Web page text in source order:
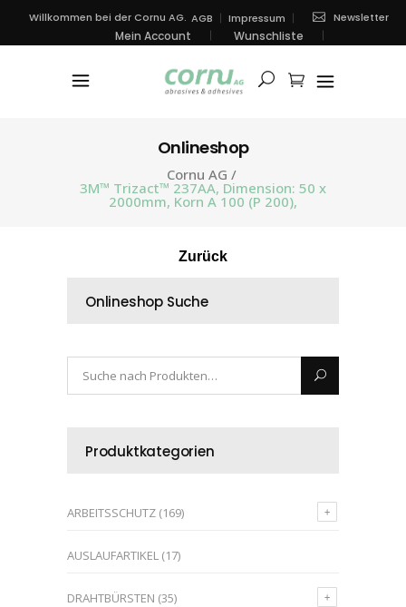
Willkommen bei der Cornu AG. AGB Impressum Newsletter
Mein Account Wunschliste
Onlineshop
Cornu AG /
3M™ Trizact™ 237AA, Dimension: 50 x
2000mm, Korn A 100 (P 200),
Zurück
Onlineshop Suche
Produktkategorien
ARBEITSSCHUTZ (169)
AUSLAUFARTIKEL (17)
DRAHTBÜRSTEN (35)